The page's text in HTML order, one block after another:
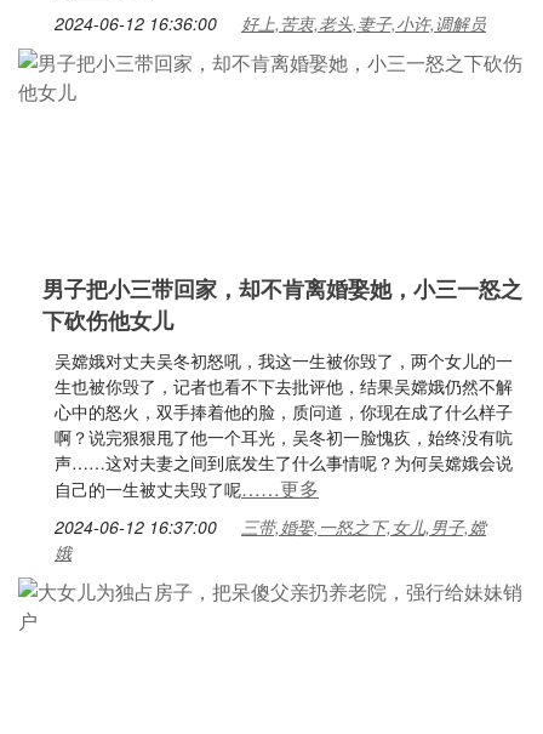
2024-06-12 16:36:00 好上,苦衷,老头,妻子,小许,调解员
男子把小三带回家，却不肯离婚娶她，小三一怒之
下砍伤他女儿
吴嫦娥对丈夫吴冬初怒吼，我这一生被你毁了，两个女儿的一
生也被你毁了，记者也看不下去批评他，结果吴嫦娥仍然不解
心中的怒火，双手捧着他的脸，质问道，你现在成了什么样子
啊？说完狠狠甩了他一个耳光，吴冬初一脸愧疚，始终没有吭
声……这对夫妻之间到底发生了什么事情呢？为何吴嫦娥会说
自己的一生被丈夫毁了呢……更多
2024-06-12 16:37:00
三带,婚娶,一怒之下,女儿,男子,嫦
娥